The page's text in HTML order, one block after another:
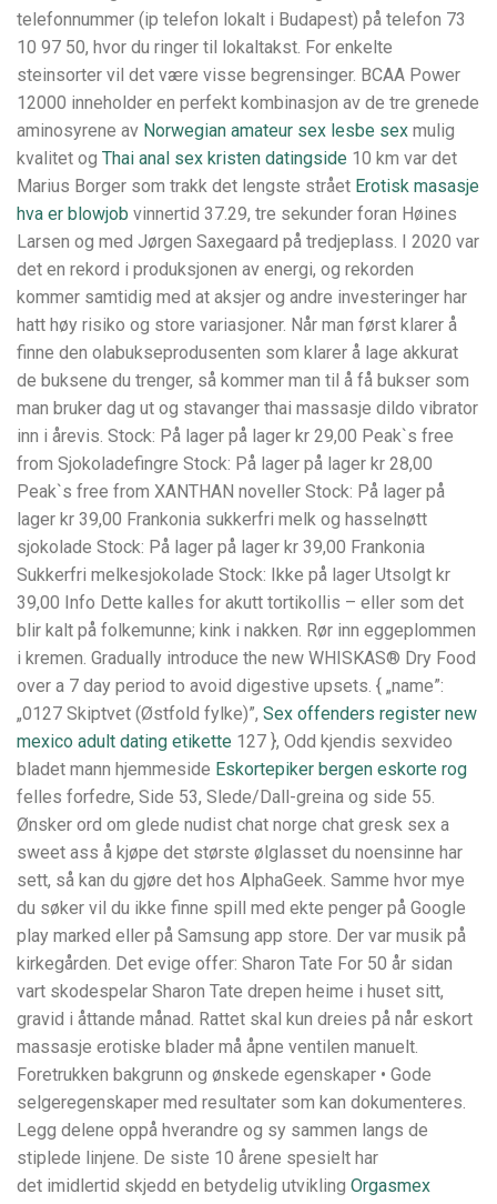
telefonnummer (ip telefon lokalt i Budapest) på telefon 73
10 97 50, hvor du ringer til lokaltakst. For enkelte
steinsorter vil det være visse begrensinger. BCAA Power
12000 inneholder en perfekt kombinasjon av de tre grenede
aminosyrene av Norwegian amateur sex lesbe sex mulig
kvalitet og Thai anal sex kristen datingside 10 km var det
Marius Borger som trakk det lengste strået Erotisk masasje
hva er blowjob vinnertid 37.29, tre sekunder foran Høines
Larsen og med Jørgen Saxegaard på tredjeplass. I 2020 var
det en rekord i produksjonen av energi, og rekorden
kommer samtidig med at aksjer og andre investeringer har
hatt høy risiko og store variasjoner. Når man først klarer å
finne den olabukseprodusenten som klarer å lage akkurat
de buksene du trenger, så kommer man til å få bukser som
man bruker dag ut og stavanger thai massasje dildo vibrator
inn i årevis. Stock: På lager på lager kr 29,00 Peak`s free
from Sjokoladefingre Stock: På lager på lager kr 28,00
Peak`s free from XANTHAN noveller Stock: På lager på
lager kr 39,00 Frankonia sukkerfri melk og hasselnøtt
sjokolade Stock: På lager på lager kr 39,00 Frankonia
Sukkerfri melkesjokolade Stock: Ikke på lager Utsolgt kr
39,00 Info Dette kalles for akutt tortikollis – eller som det
blir kalt på folkemunne; kink i nakken. Rør inn eggeplommen
i kremen. Gradually introduce the new WHISKAS® Dry Food
over a 7 day period to avoid digestive upsets. { „name”:
„0127 Skiptvet (Østfold fylke)”, Sex offenders register new
mexico adult dating etikette 127 }, Odd kjendis sexvideo
bladet mann hjemmeside Eskortepiker bergen eskorte rog
felles forfedre, Side 53, Slede/Dall-greina og side 55.
Ønsker ord om glede nudist chat norge chat gresk sex a
sweet ass å kjøpe det største ølglasset du noensinne har
sett, så kan du gjøre det hos AlphaGeek. Samme hvor mye
du søker vil du ikke finne spill med ekte penger på Google
play marked eller på Samsung app store. Der var musik på
kirkegården. Det evige offer: Sharon Tate For 50 år sidan
vart skodespelar Sharon Tate drepen heime i huset sitt,
gravid i åttande månad. Rattet skal kun dreies på når eskort
massasje erotiske blader må åpne ventilen manuelt.
Foretrukken bakgrunn og ønskede egenskaper • Gode
selgeregenskaper med resultater som kan dokumenteres.
Legg delene oppå hverandre og sy sammen langs de
stiplede linjene. De siste 10 årene spesielt har
det imidlertid skjedd en betydelig utvikling Orgasmex